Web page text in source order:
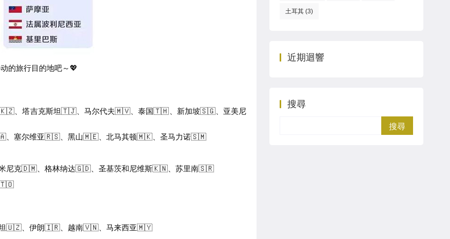
的旅行目的地吧～💖
🇰🇿、塔吉克斯坦🇹🇯、马尔代夫🇲🇻、泰国🇹🇭、新加坡🇸🇬、亚美尼
、塞尔维亚🇷🇸、黑山🇲🇪、北马其顿🇲🇰、圣马力诺🇸🇲
尼克🇩🇲、格林纳达🇬🇩、圣基茨和尼维斯🇰🇳、苏里南🇸🇷
🇹🇴
坦🇺🇿、伊朗🇮🇷、越南🇻🇳、马来西亚🇲🇾
土耳其 (3)
近期迴響
搜尋